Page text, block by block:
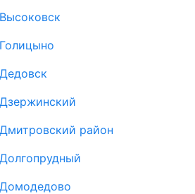
район